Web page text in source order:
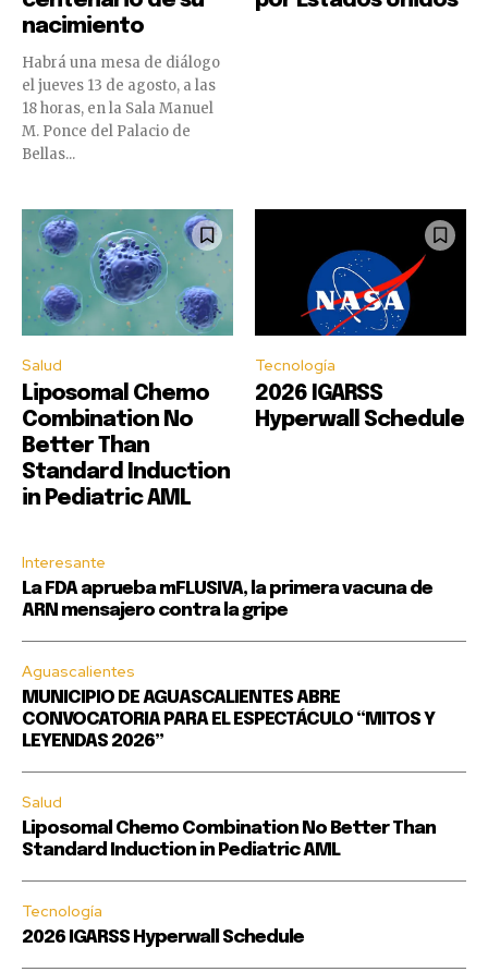
nacimiento
Habrá una mesa de diálogo
el jueves 13 de agosto, a las
18 horas, en la Sala Manuel
M. Ponce del Palacio de
Bellas...
Salud
Liposomal Chemo
Combination No
Better Than
Standard Induction
in Pediatric AML
Tecnología
2026 IGARSS
Hyperwall Schedule
Interesante
La FDA aprueba mFLUSIVA, la primera vacuna de
ARN mensajero contra la gripe
Aguascalientes
MUNICIPIO DE AGUASCALIENTES ABRE
CONVOCATORIA PARA EL ESPECTÁCULO “MITOS Y
LEYENDAS 2026”
Salud
Liposomal Chemo Combination No Better Than
Standard Induction in Pediatric AML
Tecnología
2026 IGARSS Hyperwall Schedule